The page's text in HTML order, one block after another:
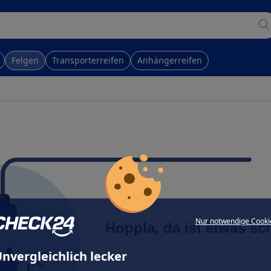
Nur notwendige
lecker
Felgen Transporterreifen Anhängerreifen
Hoppla, da ist etwas